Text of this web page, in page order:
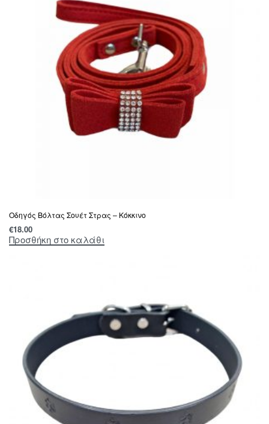
Οδηγός Βόλτας Σουέτ Στρας – Κόκκινο
€18.00
Προσθήκη στο καλάθι